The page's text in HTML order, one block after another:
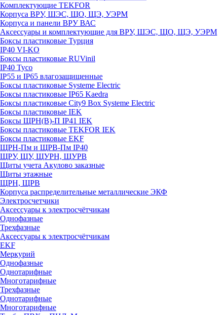
Комплектующие TEKFOR
Корпуса ВРУ, ШЭС, ЩО, ЩЭ, УЭРМ
Корпуса и панели ВРУ ВАС
Аксессуары и комплектующие для ВРУ, ШЭС, ЩО, ЩЭ, УЭРМ
Боксы пластиковые Турция
IP40 VI-KO
Боксы пластиковые RUVinil
IP40 Тусо
IP55 и IP65 влагозащищенные
Боксы пластиковые Systeme Electric
Боксы пластиковые IP65 Kaedra
Боксы пластиковые City9 Box Systeme Electric
Боксы пластиковые IEK
Боксы ЩРН(В)-П IP41 IEK
Боксы пластиковые TEKFOR IEK
Боксы пластиковые EKF
ЩРН-Пм и ЩРВ-Пм IP40
ЩРУ, ЩУ, ЩУРН, ЩУРВ
Щиты учета Акулово заказные
Щиты этажные
ЩРН, ЩРВ
Корпуса распределительные металлические ЭКФ
Электросчетчики
Аксессуары к электросчётчикам
Однофазные
Трехфазные
Аксессуары к электросчётчикам
EKF
Меркурий
Однофазные
Однотарифные
Многотарифные
Трехфазные
Однотарифные
Многотарифные